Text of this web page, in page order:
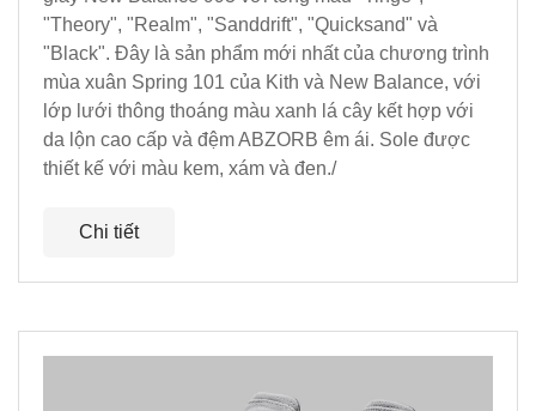
"Theory", "Realm", "Sanddrift", "Quicksand" và
"Black". Đây là sản phẩm mới nhất của chương trình
mùa xuân Spring 101 của Kith và New Balance, với
lớp lưới thông thoáng màu xanh lá cây kết hợp với
da lộn cao cấp và đệm ABZORB êm ái. Sole được
thiết kế với màu kem, xám và đen./
Chi tiết